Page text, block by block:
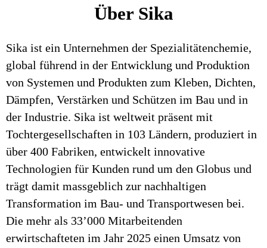
Über Sika
Sika ist ein Unternehmen der Spezialitätenchemie,
global führend in der Entwicklung und Produktion
von Systemen und Produkten zum Kleben, Dichten,
Dämpfen, Verstärken und Schützen im Bau und in
der Industrie. Sika ist weltweit präsent mit
Tochtergesellschaften in 103 Ländern, produziert in
über 400 Fabriken, entwickelt innovative
Technologien für Kunden rund um den Globus und
trägt damit massgeblich zur nachhaltigen
Transformation im Bau- und Transportwesen bei.
Die mehr als 33’000 Mitarbeitenden
erwirtschafteten im Jahr 2025 einen Umsatz von